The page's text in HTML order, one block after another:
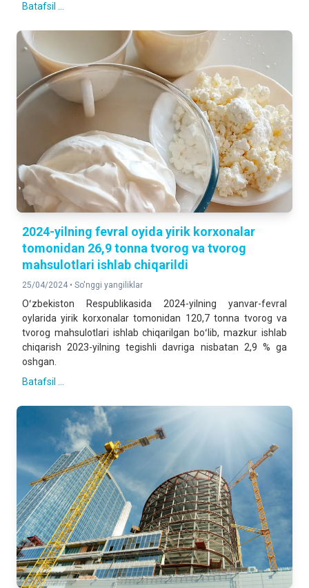
Batafsil ...
2024-yilning fevral oyida yirik korxonalar
tomonidan 26,9 tonna tvorog va tvorog
mahsulotlari ishlab chiqarildi
25/04/2024 • So'nggi yangiliklar
Oʻzbekiston Respublikasida 2024-yilning yanvar-fevral
oylarida yirik korxonalar tomonidan 120,7 tonna tvorog va
tvorog mahsulotlari ishlab chiqarilgan boʻlib, mazkur ishlab
chiqarish 2023-yilning tegishli davriga nisbatan 2,9 % ga
oshgan.
Batafsil ...